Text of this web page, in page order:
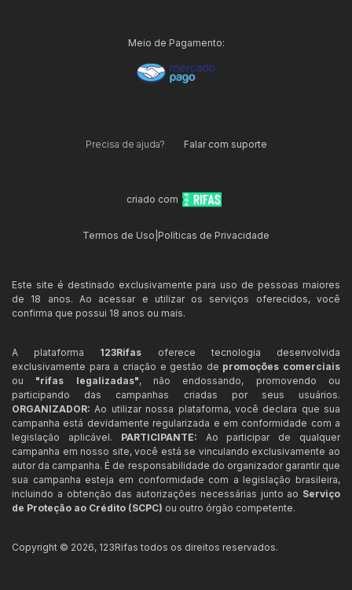
Meio de Pagamento:
Precisa de ajuda? Falar com suporte
criado com
Termos de Uso Políticas de Privacidade
Este site é destinado exclusivamente para uso de pessoas maiores
de 18 anos. Ao acessar e utilizar os serviços oferecidos, você
confirma que possui 18 anos ou mais.
A plataforma 123Rifas oferece tecnologia desenvolvida
exclusivamente para a criação e gestão de promoções comerciais
ou "rifas legalizadas", não endossando, promovendo ou
participando das campanhas criadas por seus usuários.
ORGANIZADOR: Ao utilizar nossa plataforma, você declara que sua
campanha está devidamente regularizada e em conformidade com a
legislação aplicável. PARTICIPANTE: Ao participar de qualquer
campanha em nosso site, você está se vinculando exclusivamente ao
autor da campanha. É de responsabilidade do organizador garantir que
sua campanha esteja em conformidade com a legislação brasileira,
incluindo a obtenção das autorizações necessárias junto ao Serviço
de Proteção ao Crédito (SCPC) ou outro órgão competente.
Copyright © 2026, 123Rifas todos os direitos reservados.